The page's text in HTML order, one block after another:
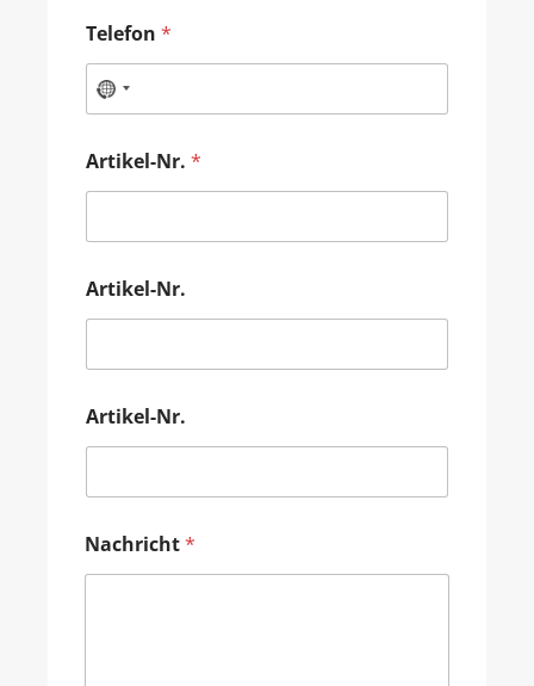
Telefon *
Artikel-Nr. *
Artikel-Nr.
Artikel-Nr.
Nachricht*